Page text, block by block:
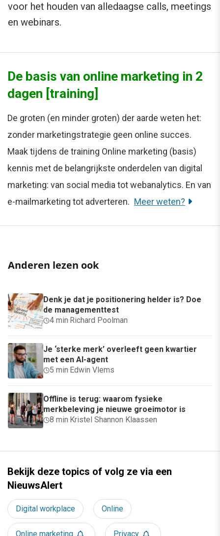
voor het houden van alledaagse calls, meetings
en webinars.
De basis van online marketing in 2
dagen [training]
De groten (en minder groten) der aarde weten het:
zonder marketingstrategie geen online succes.
Maak tijdens de training Online marketing (basis)
kennis met de belangrijkste onderdelen van digital
marketing: van social media tot webanalytics. En van
e-mailmarketing tot adverteren. Meer weten?
Anderen lezen ook
Denk je dat je positionering helder is? Doe
de managementtest
4 min·Richard Poolman
Je ‘sterke merk’ overleeft geen kwartier
met een AI-agent
5 min·Edwin Vlems
Offline is terug: waarom fysieke
merkbeleving je nieuwe groeimotor is
8 min·Kristel Shannon Klaassen
Bekijk deze topics of volg ze via een
NieuwsAlert
Digital workplace Online
Online marketing Privacy